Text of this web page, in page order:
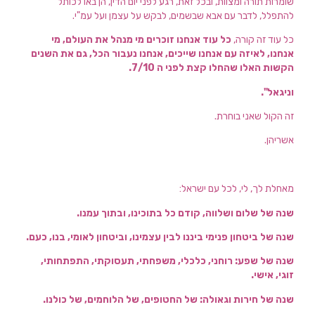
להתפלל, לדבר עם אבא שבשמים, לבקש על עצמן ועל עמ"י.
כל עוד זה קורה, כל עוד אנחנו זוכרים מי מנהל את העולם, מי
אנחנו, לאיזה עם אנחנו שייכים, אנחנו נעבור הכל, גם את השנים
הקשות האלו שהחלו קצת לפני ה 7/10.
וניגאל".
זה הקול שאני בוחרת.
אשריהן.
מאחלת לך, לי, לכל עם ישראל:
שנה של שלום ושלווה, קודם כל בתוכינו, ובתוך עמנו.
שנה של ביטחון פנימי ביננו לבין עצמינו, וביטחון לאומי, בנו, כעם.
שנה של שפע: רוחני, כלכלי, משפחתי, תעסוקתי, התפתחותי,
זוגי, אישי.
שנה של חירות וגאולה: של החטופים, של הלוחמים, של כולנו.